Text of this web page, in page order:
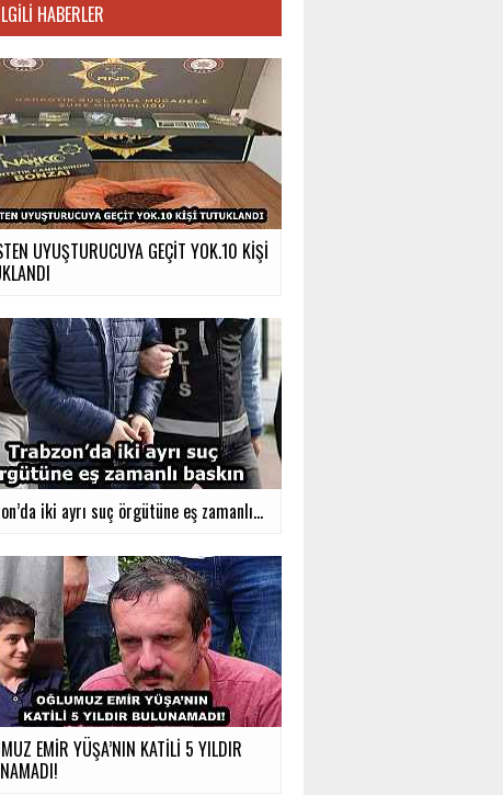
HABERLER
UYUŞTURUCUYA GEÇİT YOK.10 KİŞİ
iki ayrı suç örgütüne eş zamanlı...
EMİR YÜŞA’NIN KATİLİ 5 YILDIR